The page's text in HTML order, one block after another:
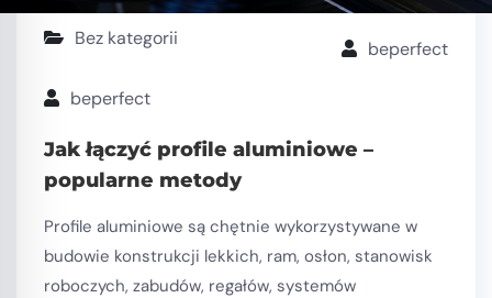
Bez kategorii beperfect
beperfect
Jak łączyć profile aluminiowe –
popularne metody
Profile aluminiowe są chętnie wykorzystywane w
budowie konstrukcji lekkich, ram, osłon, stanowisk
roboczych, zabudów, regałów, systemów